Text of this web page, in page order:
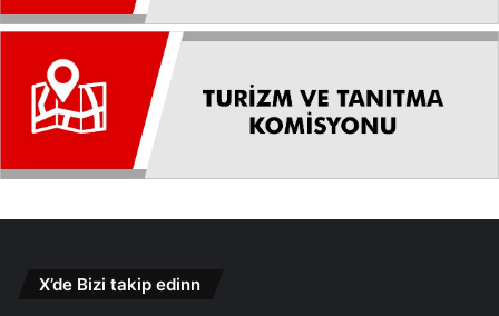
X’de Bizi takip edinn